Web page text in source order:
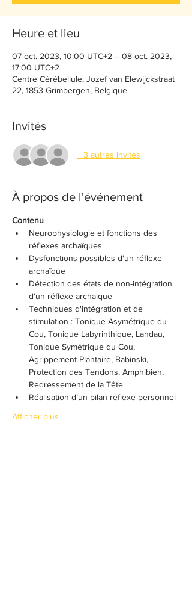
Heure et lieu
07 oct. 2023, 10:00 UTC+2 – 08 oct. 2023,
17:00 UTC+2
Centre Cérébellule, Jozef van Elewijckstraat
22, 1853 Grimbergen, Belgique
Invités
+ 3 autres invités
À propos de l'événement
Contenu
Neurophysiologie et fonctions des
réflexes archaïques
Dysfonctions possibles d'un réflexe
archaïque
Détection des états de non-intégration
d'un réflexe archaïque
Techniques d'intégration et de
stimulation : Tonique Asymétrique du
Cou, Tonique Labyrinthique, Landau,
Tonique Symétrique du Cou,
Agrippement Plantaire, Babinski,
Protection des Tendons, Amphibien,
Redressement de la Tête
Réalisation d’un bilan réflexe personnel
Afficher plus